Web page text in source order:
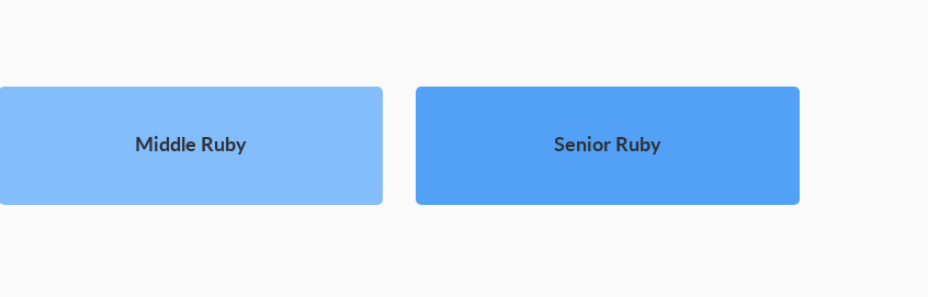
Middle Ruby Senior Ruby